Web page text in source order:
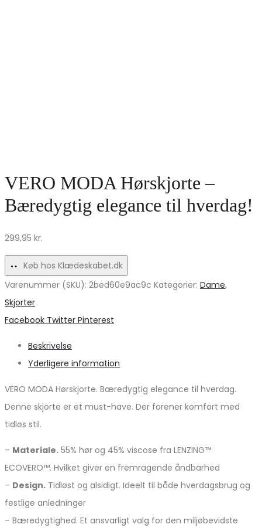
VERO MODA Hørskjorte –
Bæredygtig elegance til hverdag!
299,95 kr.
Køb hos Klædeskabet.dk
Varenummer (SKU): 2bed60e9ac9c Kategorier: Dame,
Skjorter
Share
Facebook Twitter Pinterest
Beskrivelse
Yderligere information
VERO MODA Hørskjorte. Bæredygtig elegance til hverdag.
Denne skjorte er et must-have. Der forener komfort med
tidløs stil.
– Materiale. 55% hør og 45% viscose fra LENZING™
ECOVERO™. Hvilket giver en fremragende åndbarhed
– Design. Tidløst og alsidigt. Ideelt til både hverdagsbrug og
festlige anledninger
– Bæredygtighed. Et ansvarligt valg for den miljøbevidste